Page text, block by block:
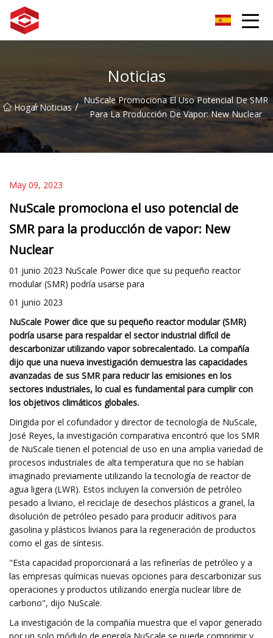
Noticias
Hogar
/ Noticias / NuScale Promociona El Uso Potencial De SMR
Para La Producción De Vapor: New Nuclear
May 09, 2023
NuScale promociona el uso potencial de
SMR para la producción de vapor: New
Nuclear
01 junio 2023 NuScale Power dice que su pequeño reactor
modular (SMR) podría usarse para
01 junio 2023
NuScale Power dice que su pequeño reactor modular (SMR)
podría usarse para respaldar el sector industrial difícil de
descarbonizar utilizando vapor sobrecalentado. La compañía
dijo que una nueva investigación demuestra las capacidades
avanzadas de sus SMR para reducir las emisiones en los
sectores industriales, lo cual es fundamental para cumplir con
los objetivos climáticos globales.
Dirigida por el cofundador y director de tecnología de NuScale,
José Reyes, la investigación comparativa encontró que los SMR
de NuScale tienen el potencial de uso en una amplia variedad de
procesos industriales de alta temperatura que no se habían
imaginado previamente utilizando la tecnología de reactor de
agua ligera (LWR). Estos incluyen la conversión de petróleo
pesado a liviano, el reciclaje de desechos plásticos a granel, la
disolución de petróleo pesado para producir aditivos para
gasolina y plásticos livianos para la regeneración de productos
como el gas de síntesis.
"Esta capacidad proporcionará a las refinerías de petróleo y a
las empresas químicas nuevas opciones para descarbonizar sus
operaciones y productos utilizando energía nuclear libre de
carbono", dijo NuScale.
La investigación de la compañía muestra que el vapor generado